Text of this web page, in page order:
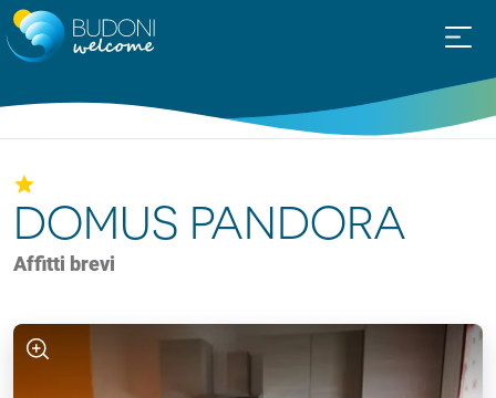
DOMUS PANDORA
Affitti brevi